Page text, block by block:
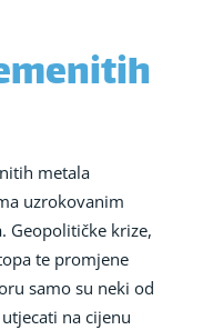
metala
uzrokovanim
Geopolitičke krize,
te promjene
samo su neki od
na cijenu